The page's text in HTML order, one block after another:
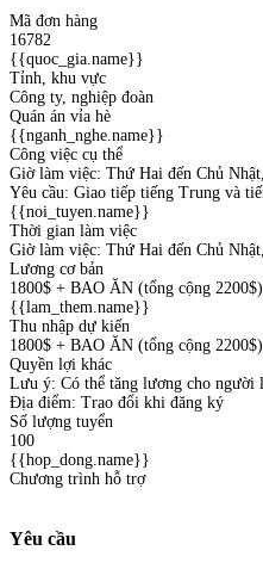
Mã đơn hàng
16782
{{quoc_gia.name}}
Tỉnh, khu vực
Công ty, nghiệp đoàn
Quán án vỉa hè
{{nganh_nghe.name}}
Công việc cụ thể
Giờ làm việc: Thứ Hai đến Chủ
Yêu cầu: Giao tiếp tiếng Trung và
{{noi_tuyen.name}}
Thời gian làm việc
Giờ làm việc: Thứ Hai đến Chủ
Lương cơ bản
1800$ + BAO ĂN (tổng cộng 2200$)
{{lam_them.name}}
Thu nhập dự kiến
1800$ + BAO ĂN (tổng cộng 2200$)
Quyền lợi khác
Lưu ý: Có thể tăng lương cho người
Địa điểm: Trao đổi khi đăng ký
Số lượng tuyển
100
{{hop_dong.name}}
Chương trình hỗ trợ
Yêu cầu